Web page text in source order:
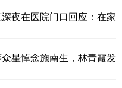
夜在医院门口回应：在家
星悼念施南生，林青霞发